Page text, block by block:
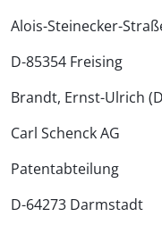
Alois-Steinecker-
D-85354 Freising
Brandt, Ernst-Ulrich
Carl Schenck AG
Patentabteilung
D-64273 Darmstadt